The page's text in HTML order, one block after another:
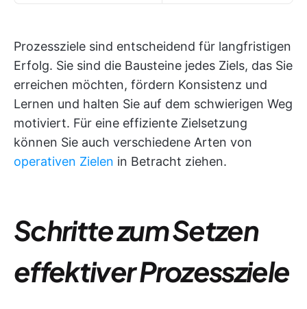
Prozessziele sind entscheidend für langfristigen
Erfolg. Sie sind die Bausteine jedes Ziels, das Sie
erreichen möchten, fördern Konsistenz und
Lernen und halten Sie auf dem schwierigen Weg
motiviert. Für eine effiziente Zielsetzung
können Sie auch verschiedene Arten von
operativen Zielen in Betracht ziehen.
Schritte zum Setzen
effektiver Prozessziele